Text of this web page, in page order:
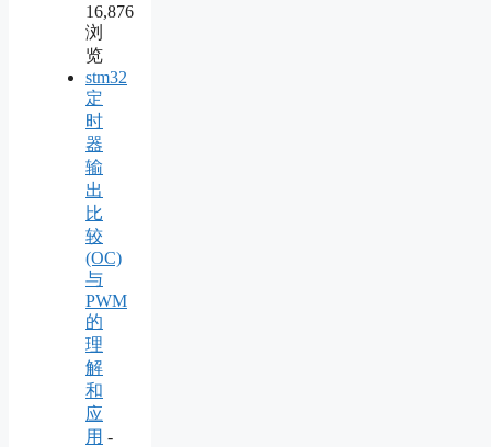
16,876
浏
览
stm32
定
时
器
输
出
比
较
(OC)
与
PWM
的
理
解
和
应
用 -